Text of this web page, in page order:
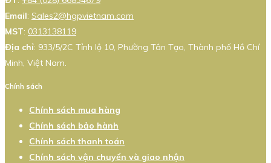
Email: Sales2@hgpvietnam.com
MST: 0313138119
Địa chỉ: 933/5/2C Tỉnh lộ 10, Phường Tân Tạo, Thành phố Hồ Chí
Minh, Việt Nam.
Chính sách
Chính sách mua hàng
Chính sách bảo hành
Chính sách thanh toán
Chính sách vận chuyển và giao nhận